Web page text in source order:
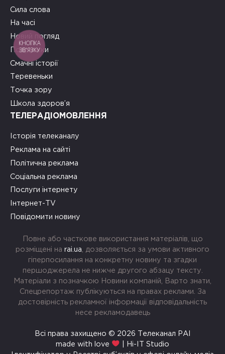
Сила слова
На часі
Новий погляд
Подружки
Смачні історії
Теревеньки
Точка зору
Школа здоров’я
ТЕЛЕРАДІОМОВЛЕННЯ
Історія телеканалу
Реклама на сайті
Політична реклама
Соціальна реклама
Послуги інтернету
Інтернет-TV
Повідомити новину
Повне або часткове використання матеріалів, що
розміщені на rai.ua , дозволяється за умови активного
гіперпосилання на конкретну новину та згадки
першоджерела не нижче другого абзацу тексту.
Матеріали з позначкою Новини компаній, Варто знати,
Спецрепортаж публікуються на правах реклами. За
достовірність рекламної інформації відповідальність
несе рекламодавець
Всі права захищено © 2026 Телеканал РАІ
made with love
| Hi-IT Studio
КНОПКА
ЗВ'ЯЗКУ